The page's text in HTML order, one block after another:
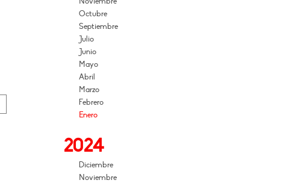
Octubre
Septiembre
Julio
Junio
Mayo
Abril
Marzo
Febrero
Enero
2024
Diciembre
Noviembre